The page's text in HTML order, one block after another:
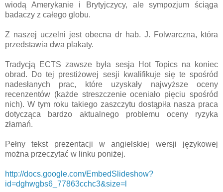
wiodą Amerykanie i Brytyjczycy, ale sympozjum ściąga
badaczy z całego globu.
Z naszej uczelni jest obecna dr hab. J. Folwarczna, która
przedstawia dwa plakaty.
Tradycją ECTS zawsze była sesja Hot Topics na koniec
obrad. Do tej prestiżowej sesji kwalifikuje się te spośród
nadesłanych prac, które uzyskały najwyższe oceny
recenzentów (każde streszczenie oceniało pięciu spośród
nich). W tym roku takiego zaszczytu dostąpiła nasza praca
dotycząca bardzo aktualnego problemu oceny ryzyka
złamań.
Pełny tekst prezentacji w angielskiej wersji językowej
można przeczytać w linku poniżej.
http://docs.google.com/EmbedSlideshow?
id=dghwgbs6_77863cchc3&size=l